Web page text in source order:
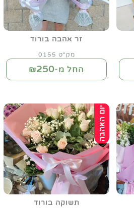
זר אהבה בורוד
מק"ט 0155
החל מ-₪250
תשוקה בורוד